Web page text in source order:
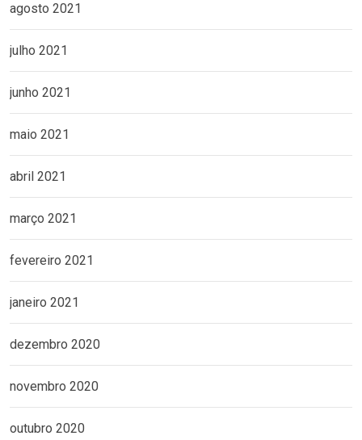
agosto 2021
julho 2021
junho 2021
maio 2021
abril 2021
março 2021
fevereiro 2021
janeiro 2021
dezembro 2020
novembro 2020
outubro 2020